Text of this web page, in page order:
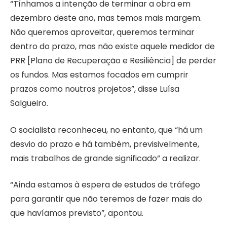
“Tínhamos a intenção de terminar a obra em
dezembro deste ano, mas temos mais margem.
Não queremos aproveitar, queremos terminar
dentro do prazo, mas não existe aquele medidor de
PRR [Plano de Recuperação e Resiliência] de perder
os fundos. Mas estamos focados em cumprir
prazos como noutros projetos”, disse Luísa
Salgueiro.
O socialista reconheceu, no entanto, que “há um
desvio do prazo e há também, previsivelmente,
mais trabalhos de grande significado” a realizar.
“Ainda estamos à espera de estudos de tráfego
para garantir que não teremos de fazer mais do
que havíamos previsto”, apontou.